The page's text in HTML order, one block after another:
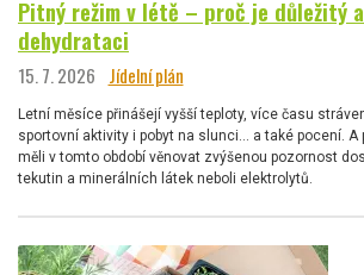
Pitný režim v létě – proč je důležitý
dehydrataci
15. 7. 2026 Jídelní plán
Letní měsíce přinášejí vyšší teploty, více času
sportovní aktivity i pobyt na slunci… a také pocení. A
měli v tomto období věnovat zvýšenou pozornost
tekutin a minerálních látek neboli elektrolytů.